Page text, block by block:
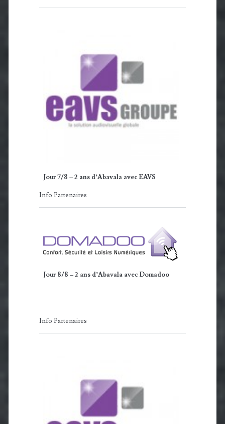
Jour 7/8 – 2 ans d’Abavala avec EAVS
Info Partenaires
Jour 8/8 – 2 ans d’Abavala avec Domadoo
Info Partenaires